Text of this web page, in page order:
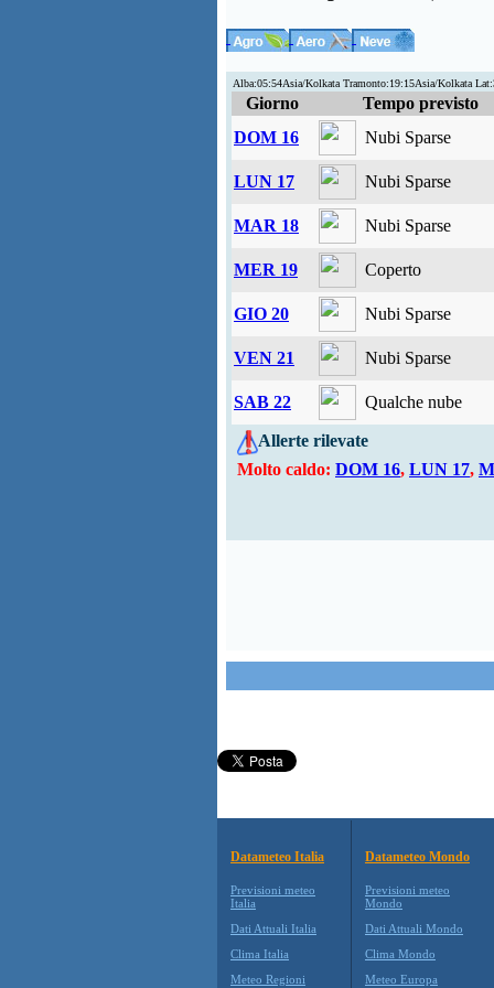
Alba:05:54Asia/Kolkata Tramonto:19:15Asia/Kolkata
Giorno
Tempo previsto
DOM 16
Nubi Sparse
LUN 17 Nubi Sparse
MAR 18 Nubi Sparse
MER 19 Coperto
GIO 20 Nubi Sparse
VEN 21 Nubi Sparse
SAB 22 Qualche nube
Allerte rilevate
Molto caldo: DOM 16, LUN 17,
Datameteo Italia
Previsioni meteo
Italia
Dati Attuali Italia
Clima Italia
Meteo Regioni
Datameteo Mondo
Previsioni meteo
Mondo
Dati Attuali Mondo
Clima Mondo
Meteo Europa